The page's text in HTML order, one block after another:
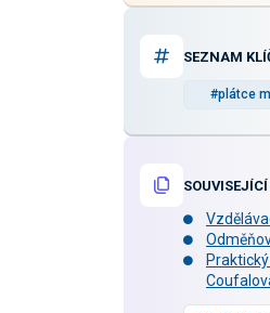
SEZNAM
#plátce